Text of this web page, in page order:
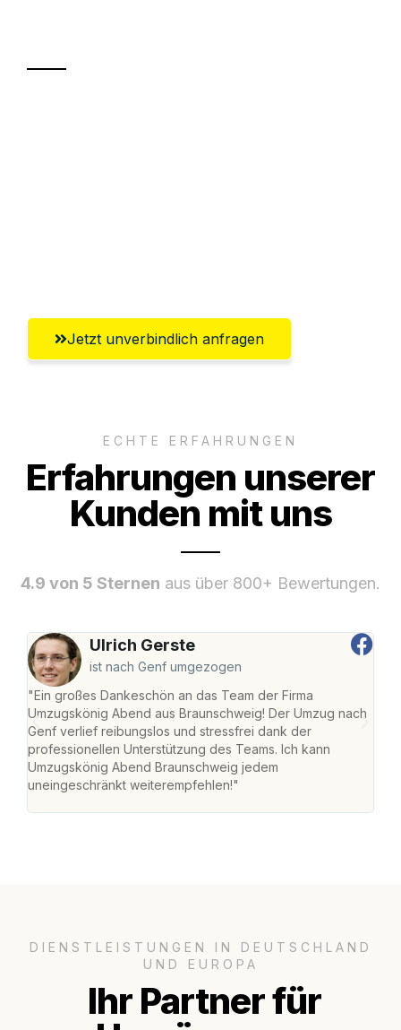
Jetzt unverbindlich anfragen
ECHTE ERFAHRUNGEN
Erfahrungen unserer
Kunden mit uns
4.9 von 5 Sternen aus über 800+ Bewertungen.
Ulrich Gerste
ist nach Genf umgezogen
"Ein großes Dankeschön an das Team der Firma
Umzugskönig Abend aus Braunschweig! Der Umzug nach
Genf verlief reibungslos und stressfrei dank der
professionellen Unterstützung des Teams. Ich kann
Umzugskönig Abend Braunschweig jedem
uneingeschränkt weiterempfehlen!"
DIENSTLEISTUNGEN IN DEUTSCHLAND
UND EUROPA
Ihr Partner für